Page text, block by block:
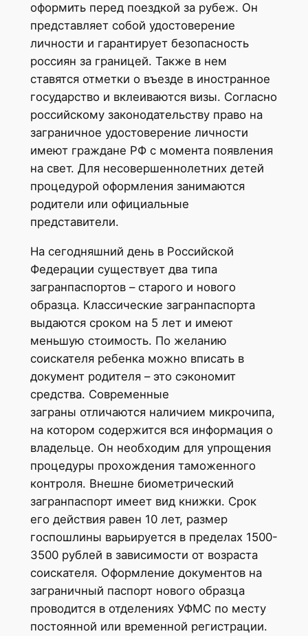
оформить перед поездкой за рубеж. Он
представляет собой удостоверение
личности и гарантирует безопасность
россиян за границей. Также в нем
ставятся отметки о въезде в иностранное
государство и вклеиваются визы. Согласно
российскому законодательству право на
заграничное удостоверение личности
имеют граждане РФ с момента появления
на свет. Для несовершеннолетних детей
процедурой оформления занимаются
родители или официальные
представители.
На сегодняшний день в Российской
Федерации существует два типа
загранпаспортов – старого и нового
образца. Классические загранпаспорта
выдаются сроком на 5 лет и имеют
меньшую стоимость. По желанию
соискателя ребенка можно вписать в
документ родителя – это сэкономит
средства. Современные
заграны отличаются наличием микрочипа,
на котором содержится вся информация о
владельце. Он необходим для упрощения
процедуры прохождения таможенного
контроля. Внешне биометрический
загранпаспорт имеет вид книжки. Срок
его действия равен 10 лет, размер
госпошлины варьируется в пределах 1500-
3500 рублей в зависимости от возраста
соискателя. Оформление документов на
заграничный паспорт нового образца
проводится в отделениях УФМС по месту
постоянной или временной регистрации.